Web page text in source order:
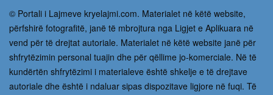
© Portali i Lajmeve kryelajmi.com. Materialet në këtë website,
përfshirë fotografitë, janë të mbrojtura nga Ligjet e Aplikuara në
vend për të drejtat autoriale. Materialet në këtë website janë për
shfrytëzimin personal tuajin dhe për qëllime jo-komerciale. Në të
kundërtën shfrytëzimi i materialeve është shkelje e të drejtave
autoriale dhe është i ndaluar sipas dispozitave ligjore në fuqi. Të